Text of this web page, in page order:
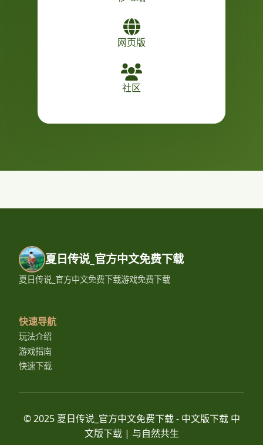
网页版
社区
夏日传说_官方中文免费下载
夏日传说_官方中文免费下载游戏免费下载
快速导航
玩法介绍
游戏指南
快速下载
© 2025 夏日传说_官方中文免费下载 - 中文版下载 中
文版下载 | 与自然共生